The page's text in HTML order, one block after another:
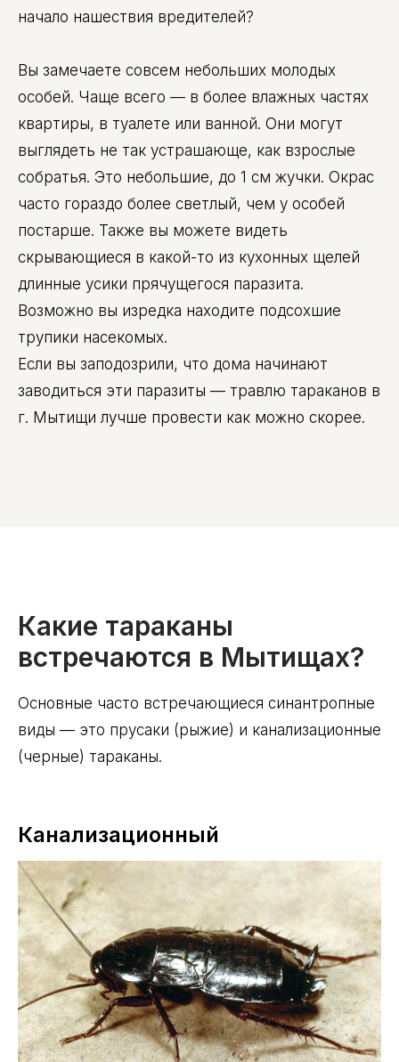
начало нашествия вредителей?
Вы замечаете совсем небольших молодых
особей. Чаще всего — в более влажных частях
квартиры, в туалете или ванной. Они могут
выглядеть не так устрашающе, как взрослые
собратья. Это небольшие, до 1 см жучки. Окрас
часто гораздо более светлый, чем у особей
постарше. Также вы можете видеть
скрывающиеся в какой-то из кухонных щелей
длинные усики прячущегося паразита.
Возможно вы изредка находите подсохшие
трупики насекомых.
Если вы заподозрили, что дома начинают
заводиться эти паразиты — травлю тараканов в
г. Мытищи лучше провести как можно скорее.
Какие тараканы
встречаются в Мытищах?
Основные часто встречающиеся синантропные
виды — это прусаки (рыжие) и канализационные
(черные) тараканы.
Канализационный